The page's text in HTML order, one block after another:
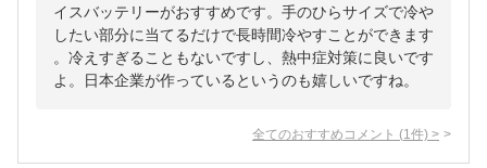
イスバッテリーがおすすめです。手のひらサイズで冷や
したい部分に当てるだけで長時間冷やすことができます
。冷えすぎることもないですし、熱中症対策に良いです
よ。日本企業が作っているというのも嬉しいですね。
全てのおすすめコメント (1 件) >